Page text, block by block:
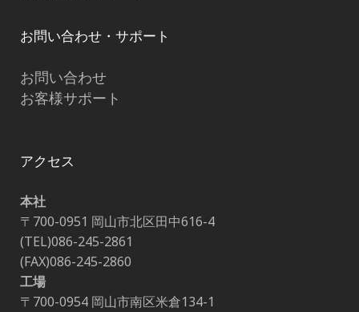
お問い合わせ・サポート
お問い合わせ
お客様サポート
アクセス
本社
〒700-0951 岡山市北区田中616-4
(TEL)086-245-2861
(FAX)086-245-2860
工場
〒700-0954 岡山市南区米倉134-1